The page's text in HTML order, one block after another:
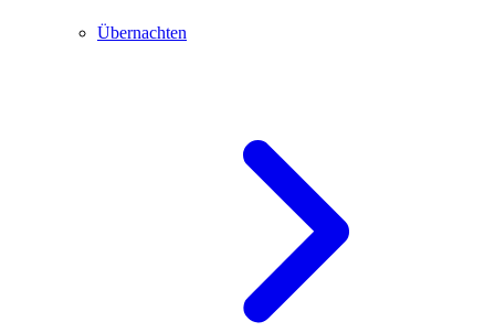
Übernachten